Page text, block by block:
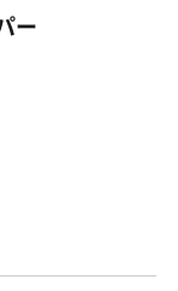
ー